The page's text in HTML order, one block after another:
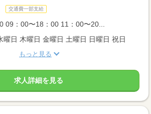
交通費一部支給
09：00〜18：00 11：00〜20...
曜日 木曜日 金曜日 土曜日 日曜日 祝日
もっと見る
求人詳細を見る